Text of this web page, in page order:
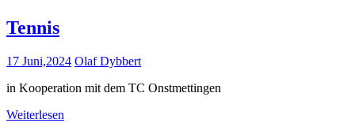
Tennis
17 Juni,2024 Olaf Dybbert
in Kooperation mit dem TC Onstmettingen
Weiterlesen